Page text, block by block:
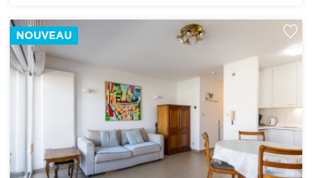
NOUVEAU